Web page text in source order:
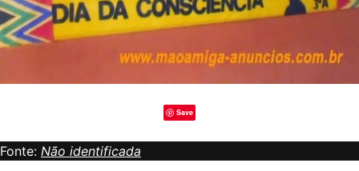
Save
Fonte: Não identificada